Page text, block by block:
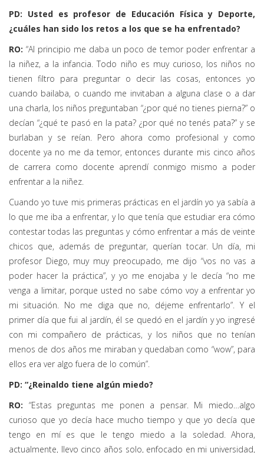
PD: Usted es profesor de Educación Física y Deporte,
¿cuáles han sido los retos a los que se ha enfrentado?
RO: “Al principio me daba un poco de temor poder enfrentar a
la niñez, a la infancia. Todo niño es muy curioso, los niños no
tienen filtro para preguntar o decir las cosas, entonces yo
cuando bailaba, o cuando me invitaban a alguna clase o a dar
una charla, los niños preguntaban “¿por qué no tienes pierna?” o
decían “¿qué te pasó en la pata? ¿por qué no tenés pata?” y se
burlaban y se reían. Pero ahora como profesional y como
docente ya no me da temor, entonces durante mis cinco años
de carrera como docente aprendí conmigo mismo a poder
enfrentar a la niñez.
Cuando yo tuve mis primeras prácticas en el jardín yo ya sabía a
lo que me iba a enfrentar, y lo que tenía que estudiar era cómo
contestar todas las preguntas y cómo enfrentar a más de veinte
chicos que, además de preguntar, querían tocar. Un día, mi
profesor Diego, muy muy preocupado, me dijo “vos no vas a
poder hacer la práctica”, y yo me enojaba y le decía “no me
venga a limitar, porque usted no sabe cómo voy a enfrentar yo
mi situación. No me diga que no, déjeme enfrentarlo”. Y el
primer día que fui al jardín, él se quedó en el jardín y yo ingresé
con mi compañero de prácticas, y los niños que no tenían
menos de dos años me miraban y quedaban como “wow”, para
ellos era ver algo fuera de lo común”.
PD: “¿Reinaldo tiene algún miedo?
RO: “Estas preguntas me ponen a pensar. Mi miedo…algo
curioso que yo decía hace mucho tiempo y que yo decía que
tengo en mí es que le tengo miedo a la soledad. Ahora,
actualmente, llevo cinco años solo, enfocado en mi universidad,